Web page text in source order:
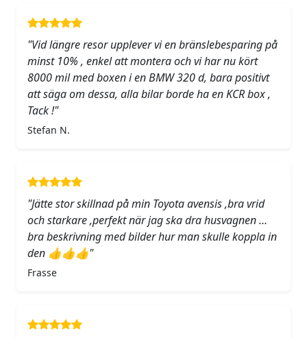
"Vid längre resor upplever vi en bränslebesparing på
minst 10% , enkel att montera och vi har nu kört
8000 mil med boxen i en BMW 320 d, bara positivt
att säga om dessa, alla bilar borde ha en KCR box ,
Tack !"
Stefan N.
"Jätte stor skillnad på min Toyota avensis ,bra vrid
och starkare ,perfekt när jag ska dra husvagnen …
bra beskrivning med bilder hur man skulle koppla in
den 👍👍👍"
Frasse